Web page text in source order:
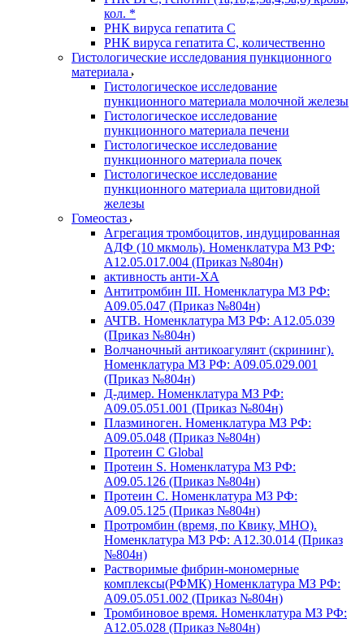
кол. *
РНК вируса гепатита C
РНК вируса гепатита C, количественно
Гистологические исследования пункционного
материала
Гистологическое исследование
пункционного материала молочной железы
Гистологическое исследование
пункционного материала печени
Гистологическое исследование
пункционного материала почек
Гистологическое исследование
пункционного материала щитовидной
железы
Гомеостаз
Агрегация тромбоцитов, индуцированная
АДФ (10 мкмоль). Номенклатура МЗ РФ:
A12.05.017.004 (Приказ №804н)
активность анти-ХА
Антитромбин III. Номенклатура МЗ РФ:
A09.05.047 (Приказ №804н)
АЧТВ. Номенклатура МЗ РФ: A12.05.039
(Приказ №804н)
Волчаночный антикоагулянт (скрининг).
Номенклатура МЗ РФ: A09.05.029.001
(Приказ №804н)
Д-димер. Номенклатура МЗ РФ:
A09.05.051.001 (Приказ №804н)
Плазминоген. Номенклатура МЗ РФ:
A09.05.048 (Приказ №804н)
Протеин C Global
Протеин S. Номенклатура МЗ РФ:
A09.05.126 (Приказ №804н)
Протеин С. Номенклатура МЗ РФ:
A09.05.125 (Приказ №804н)
Протромбин (время, по Квику, МНО).
Номенклатура МЗ РФ: A12.30.014 (Приказ
№804н)
Растворимые фибрин-мономерные
комплексы(РФМК) Номенклатура МЗ РФ:
A09.05.051.002 (Приказ №804н)
Тромбиновое время. Номенклатура МЗ РФ:
A12.05.028 (Приказ №804н)